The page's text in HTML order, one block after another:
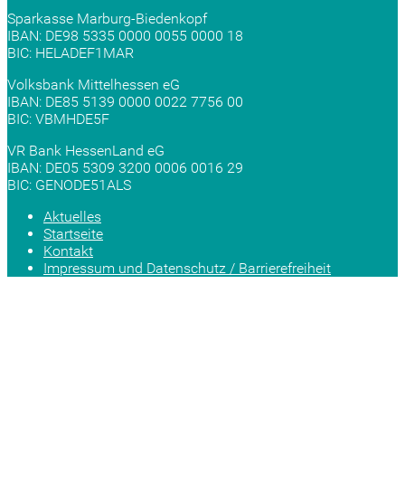
Sparkasse Marburg-Biedenkopf
IBAN: DE98 5335 0000 0055 0000 18
BIC: HELADEF1MAR
Volksbank Mittelhessen eG
IBAN: DE85 5139 0000 0022 7756 00
BIC: VBMHDE5F
VR Bank HessenLand eG
IBAN: DE05 5309 3200 0006 0016 29
BIC: GENODE51ALS
Aktuelles
Startseite
Kontakt
Impressum und Datenschutz / Barrierefreiheit